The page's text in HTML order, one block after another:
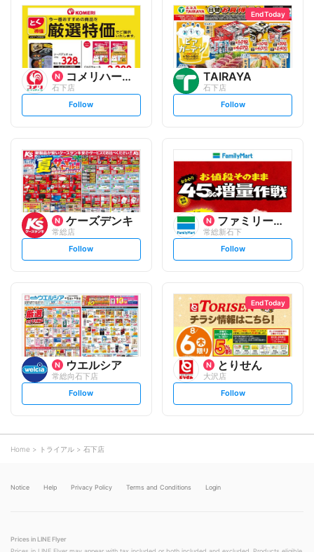
コメリハード&グリーン
石下店
s
t
l
o
w
Follow
End Today
TAIRAYA
石下店
s
t
o
Follow
ケーズデンキ
常総店
s
t
l
o
w
Follow
ファミリーマート
常総新石下
s
t
l
o
w
Follow
ウエルシア
常総向石下店
s
t
o
w
Follow
End Today
とりせん
大沢店
s
t
Follow
Home トライアル 石下店
Notice Help Privacy Policy Terms and Conditions Login
Prices in LINE Flyer